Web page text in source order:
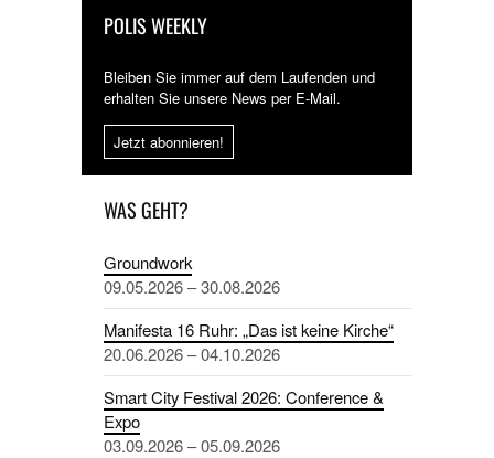
POLIS WEEKLY
Bleiben Sie immer auf dem Laufenden und
erhalten Sie unsere News per E-Mail.
Jetzt abonnieren!
WAS GEHT?
Groundwork
09.05.2026 – 30.08.2026
Manifesta 16 Ruhr: „Das ist keine Kirche“
20.06.2026 – 04.10.2026
Smart City Festival 2026: Conference &
Expo
03.09.2026 – 05.09.2026